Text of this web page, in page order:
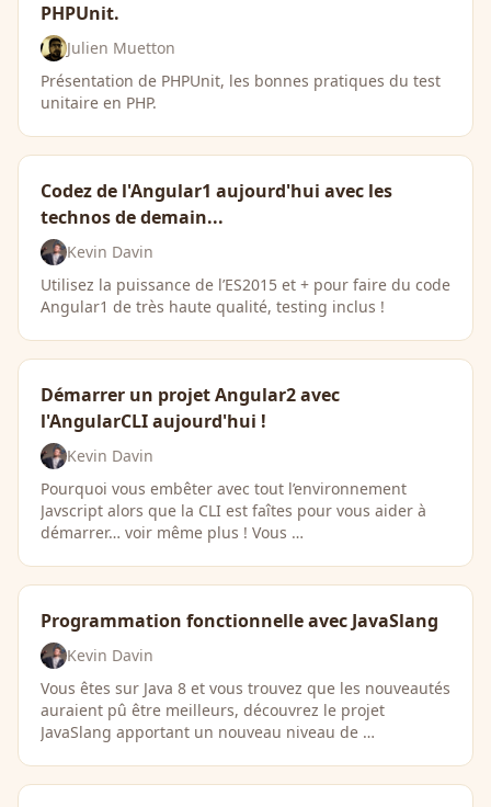
PHPUnit.
Julien Muetton
Présentation de PHPUnit, les bonnes pratiques du test
unitaire en PHP.
Codez de l'Angular1 aujourd'hui avec les
technos de demain...
Kevin Davin
Utilisez la puissance de l’ES2015 et + pour faire du code
Angular1 de très haute qualité, testing inclus !
Démarrer un projet Angular2 avec
l'AngularCLI aujourd'hui !
Kevin Davin
Pourquoi vous embêter avec tout l’environnement
Javscript alors que la CLI est faîtes pour vous aider à
démarrer… voir même plus ! Vous …
Programmation fonctionnelle avec JavaSlang
Kevin Davin
Vous êtes sur Java 8 et vous trouvez que les nouveautés
auraient pû être meilleurs, découvrez le projet
JavaSlang apportant un nouveau niveau de …